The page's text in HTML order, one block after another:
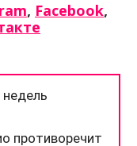
, Facebook,